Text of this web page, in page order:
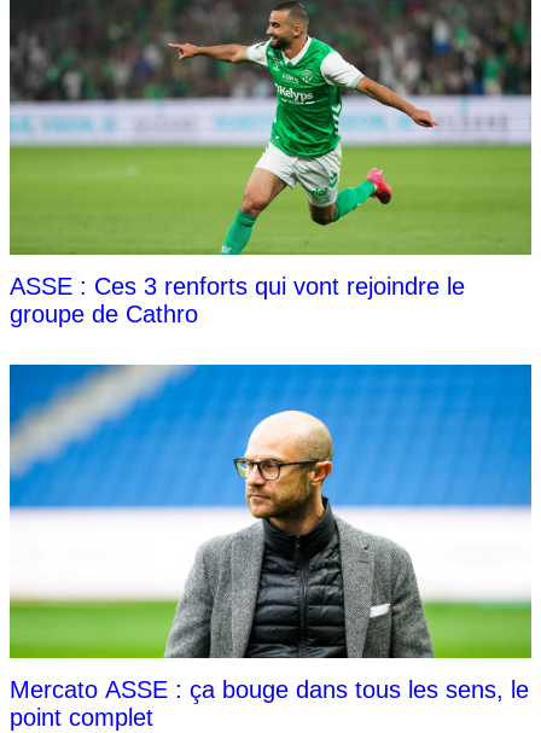
ASSE : Ces 3 renforts qui vont rejoindre le
groupe de Cathro
Mercato ASSE : ça bouge dans tous les sens, le
point complet